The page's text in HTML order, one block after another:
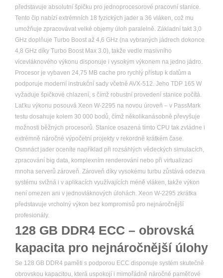
představuje absolutní špičku pro jednoprocesorové pracovní stanice.
Tento čip nabízí extrémních 18 fyzických jader a 36 vláken, což mu
umožňuje zpracovávat velké objemy úloh paralelně. Základní takt 3,0
GHz doplňuje Turbo Boost až 4,6 GHz (na vybraných jádrech dokonce
4,8 GHz díky Turbo Boost Max 3.0), takže vedle masivního
vícevláknového výkonu disponuje i vysokým výkonem na jedno jádro.
Procesor je vybaven 24,75 MB cache pro rychlý přístup k datům a
podporuje moderní instrukční sady včetně AVX-512. Jeho TDP 165 W
vyžaduje špičkové chlazení, s čímž robustní provedení stanice počítá.
Laťku výkonu posouvá Xeon W-2295 na novou úroveň – v PassMark
testu dosahuje kolem 30 000 bodů, čímž několikanásobně převyšuje
možnosti běžných procesorů. Stanice osazená tímto CPU tak zvládne i
extrémně náročné výpočetní projekty v rekordně krátkém čase.
Osmnáct jader oceníte například při rozsáhlých vědeckých simulacích,
zpracování big data, komplexním renderování nebo při virtualizaci
mnoha serverů zároveň. Zároveň díky vysokému turbu zůstává odezva
systému svižná i v aplikacích využívajících méně vláken, takže výkon
není omezen ani v jednovláknových úlohách. Xeon W-2295 zkrátka
představuje vrcholný výkon bez kompromisů pro nejnáročnější
profesionály.
128 GB DDR4 ECC – obrovská
kapacita pro nejnáročnější úlohy
Se 128 GB DDR4 paměti s podporou ECC disponuje systém skutečně
obrovskou kapacitou, která uspokojí i mimořádně náročné paměťové